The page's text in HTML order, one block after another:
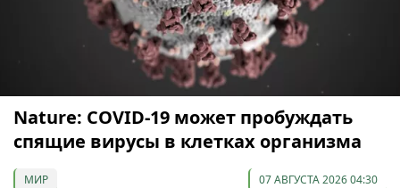
Nature: COVID-19 может пробуждать
спящие вирусы в клетках организма
МИР 07 АВГУСТА 2026 04:30